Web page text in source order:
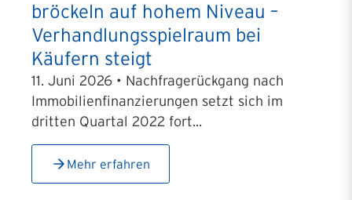
bröckeln auf hohem Niveau –
Verhandlungsspielraum bei
Käufern steigt
11. Juni 2026 • Nachfragerückgang nach
Immobilienfinanzierungen setzt sich im
dritten Quartal 2022 fort...
Mehr erfahren